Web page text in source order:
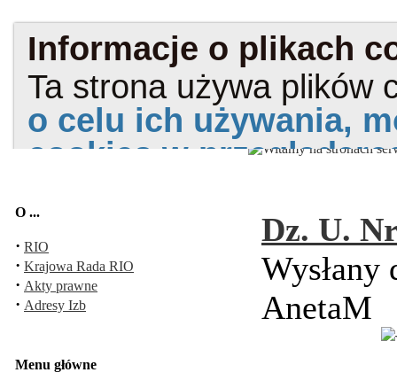
O ...
· RIO
· Krajowa Rada RIO
· Akty prawne
· Adresy Izb
Menu główne
Dz. U.
AnetaM